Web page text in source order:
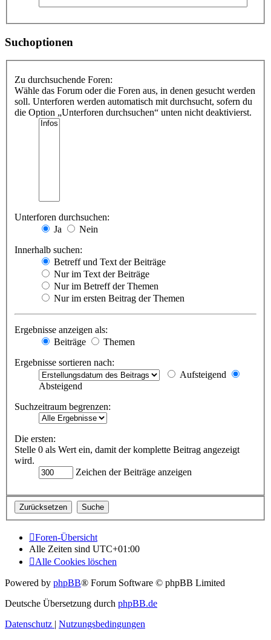
Suchoptionen
Zu durchsuchende Foren:
Wähle das Forum oder die Foren aus, in denen gesucht werden
soll. Unterforen werden automatisch mit durchsucht, sofern du
die Option „Unterforen durchsuchen“ unten nicht deaktivierst.
Unterforen durchsuchen:
Ja
Nein
Innerhalb suchen:
Betreff und Text der Beiträge
Nur im Text der Beiträge
Nur im Betreff der Themen
Nur im ersten Beitrag der Themen
Ergebnisse anzeigen als:
Beiträge
Themen
Ergebnisse sortieren nach:
Aufsteigend
Absteigend
Suchzeitraum begrenzen:
Die ersten:
Stelle 0 als Wert ein, damit der komplette Beitrag angezeigt
wird.
Zeichen der Beiträge anzeigen
Foren-Übersicht
Alle Zeiten sind UTC+01:00
Alle Cookies löschen
Powered by phpBB® Forum Software © phpBB Limited
Deutsche Übersetzung durch phpBB.de
Datenschutz | Nutzungsbedingungen